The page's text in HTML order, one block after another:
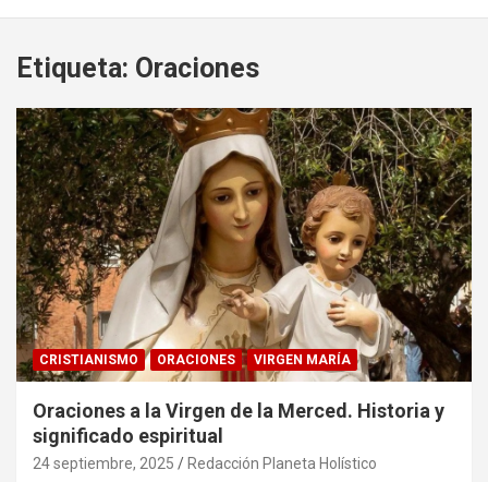
Etiqueta: Oraciones
CRISTIANISMO ORACIONES VIRGEN MARÍA
Oraciones a la Virgen de la Merced. Historia y
significado espiritual
24 septiembre, 2025 Redacción Planeta Holístico